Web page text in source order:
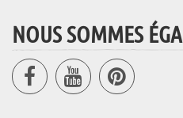
NOUS SOMMES